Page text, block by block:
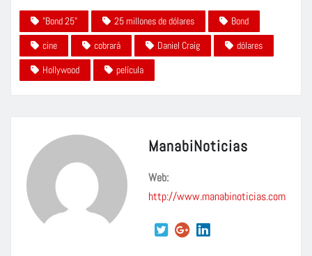
"Bond 25" 25 millones de dólares
Bond
cine
cobrará Daniel Craig
dólares
Hollywood
película
ManabiNoticias
Web:
http://www.manabinoticias.com